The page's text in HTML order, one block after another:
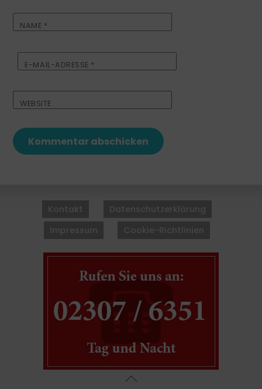
NAME *
E-MAIL-ADRESSE *
WEBSITE
To
Top
Kontakt
Datenschutzerklärung
Impressum
Cookie-Richtlinien